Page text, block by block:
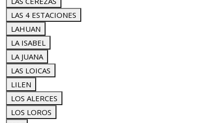
LAS 4 ESTACIONES
LAHUAN
LA ISABEL
LA JUANA
LAS LOICAS
LILEN
LOS ALERCES
LOS LOROS